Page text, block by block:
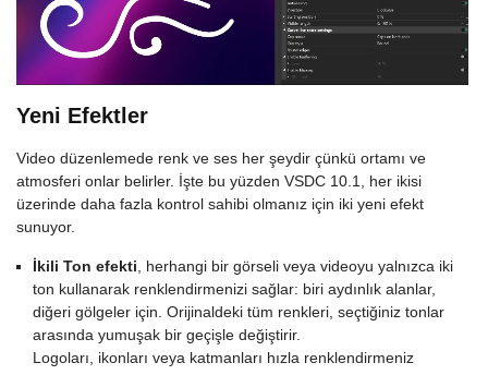
Yeni Efektler
Video düzenlemede renk ve ses her şeydir çünkü ortamı ve
atmosferi onlar belirler. İşte bu yüzden VSDC 10.1, her ikisi
üzerinde daha fazla kontrol sahibi olmanız için iki yeni efekt
sunuyor.
İkili Ton efekti , herhangi bir görseli veya videoyu yalnızca iki
ton kullanarak renklendirmenizi sağlar: biri aydınlık alanlar,
diğeri gölgeler için. Orijinaldeki tüm renkleri, seçtiğiniz tonlar
arasında yumuşak bir geçişle değiştirir.
Logoları, ikonları veya katmanları hızla renklendirmeniz